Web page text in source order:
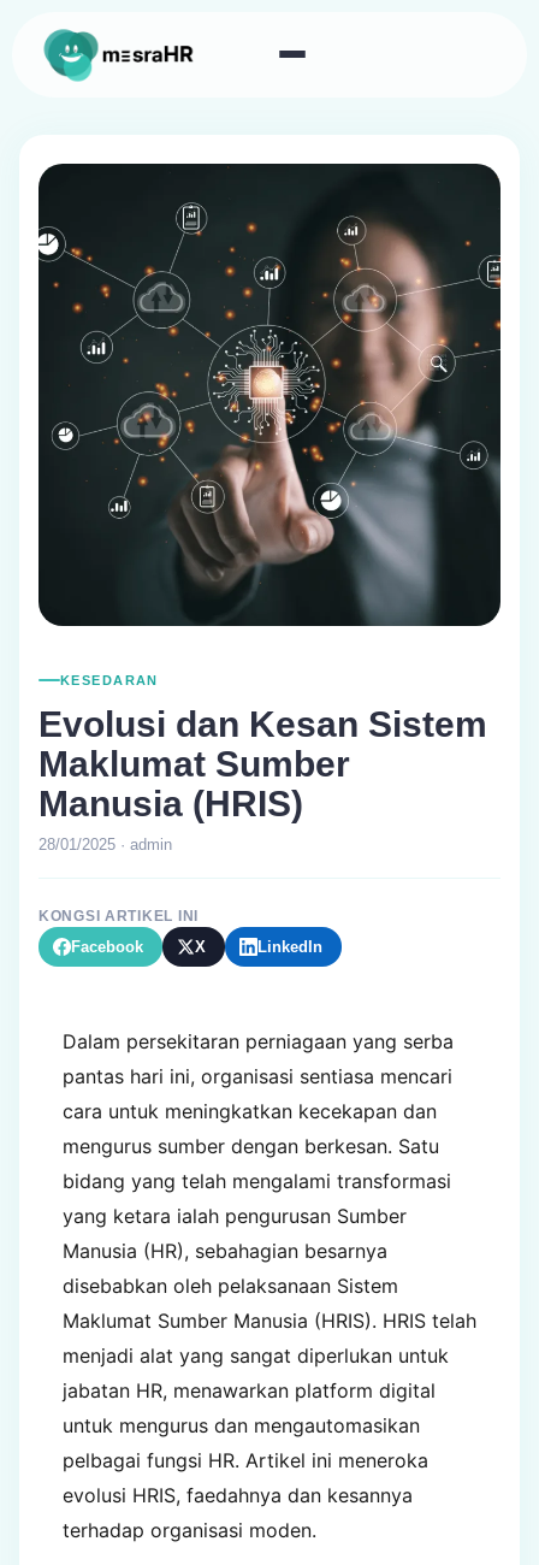
KESEDARAN
Evolusi dan Kesan Sistem
Maklumat Sumber
Manusia (HRIS)
28/01/2025 · admin
KONGSI ARTIKEL INI
Facebook X LinkedIn
Dalam persekitaran perniagaan yang serba
pantas hari ini, organisasi sentiasa mencari
cara untuk meningkatkan kecekapan dan
mengurus sumber dengan berkesan. Satu
bidang yang telah mengalami transformasi
yang ketara ialah pengurusan Sumber
Manusia (HR), sebahagian besarnya
disebabkan oleh pelaksanaan Sistem
Maklumat Sumber Manusia (HRIS). HRIS telah
menjadi alat yang sangat diperlukan untuk
jabatan HR, menawarkan platform digital
untuk mengurus dan mengautomasikan
pelbagai fungsi HR. Artikel ini meneroka
evolusi HRIS, faedahnya dan kesannya
terhadap organisasi moden.